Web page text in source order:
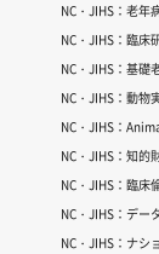
NC・JIHS：老年
NC・JIHS：臨床
NC・JIHS：基礎
NC・JIHS：動物
NC・JIHS：
NC・JIHS：知的
NC・JIHS：臨床
NC・JIHS：デー
NC・JIHS：ナシ